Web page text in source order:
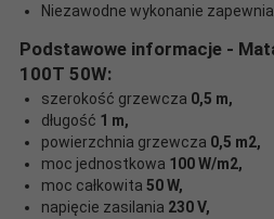
Niezawodne wykonanie
Podstawowe informacje -
100T 50W:
szerokość grzewcza 0,5 m,
długość 1 m,
powierzchnia grzewcza 0,5 m2,
moc jednostkowa 100 W/m2,
moc całkowita 50 W,
napięcie zasilania 230 V,